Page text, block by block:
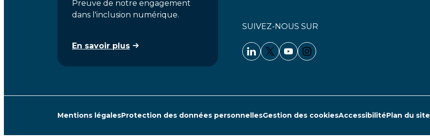
Preuve de notre engagement
dans l'inclusion numérique.
En savoir plus
SUIVEZ-NOUS SUR
Linkedin - Clariane
Twitter - Clariane
Youtube - Clariane
Instagram - Clariane
Mentions légalesProtection des données personnellesGestion des cookiesAccessibilitéPlan du site